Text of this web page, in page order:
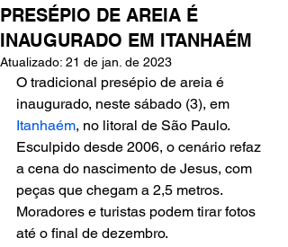
PRESÉPIO DE AREIA É
INAUGURADO EM ITANHAÉM
Atualizado: 21 de jan. de 2023
O tradicional presépio de areia é
inaugurado, neste sábado (3), em
Itanhaém, no litoral de São Paulo.
Esculpido desde 2006, o cenário refaz
a cena do nascimento de Jesus, com
peças que chegam a 2,5 metros.
Moradores e turistas podem tirar fotos
até o final de dezembro.